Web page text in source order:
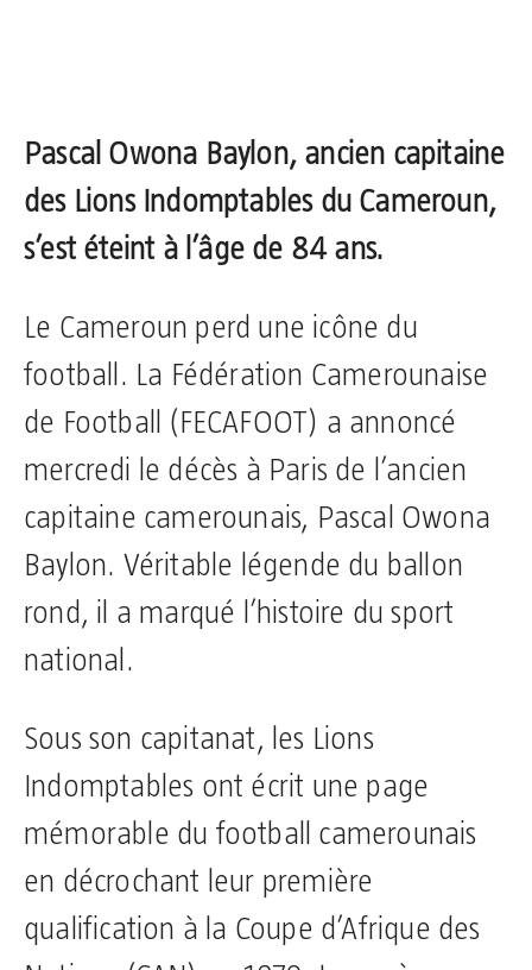
Pascal Owona Baylon, ancien capitaine
des Lions Indomptables du Cameroun,
s’est éteint à l’âge de 84 ans.
Le Cameroun perd une icône du
football. La Fédération Camerounaise
de Football (FECAFOOT) a annoncé
mercredi le décès à Paris de l’ancien
capitaine camerounais, Pascal Owona
Baylon. Véritable légende du ballon
rond, il a marqué l’histoire du sport
national.
Sous son capitanat, les Lions
Indomptables ont écrit une page
mémorable du football camerounais
en décrochant leur première
qualification à la Coupe d’Afrique des